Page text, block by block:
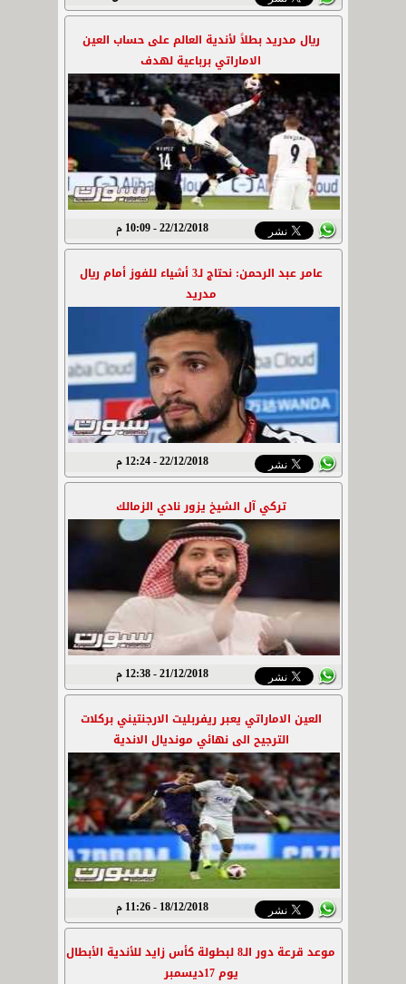
ريال مدريد بطلاً لأندية العالم على حساب العين
الاماراتي برباعية لهدف
22/12/2018 - 10:09 م
عامر عبد الرحمن: نحتاج لـ3 أشياء للفوز أمام ريال
مدريد
22/12/2018 - 12:24 م
تركي آل الشيخ يزور نادي الزمالك
21/12/2018 - 12:38 م
العين الاماراتي يعبر ريفربليت الارجنتيني بركلات
الترجيح الى نهائي مونديال الاندية
18/12/2018 - 11:26 م
موعد قرعة دور الـ8 لبطولة كأس زايد للأندية الأبطال
يوم 17ديسمبر